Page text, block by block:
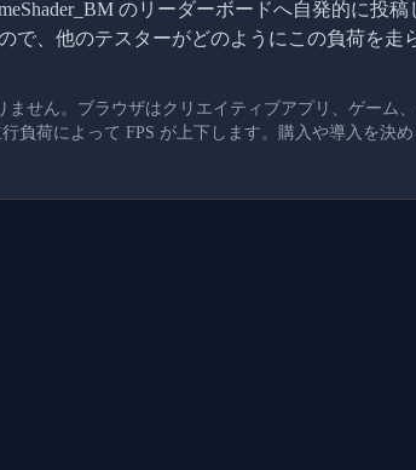
のリーダーボードへ自発的に投
で、他のテスターがどのようにこの負荷を走
せん。ブラウザはクリエイティブアプリ、ゲーム
負荷によって FPS が上下します。購入や導入を決